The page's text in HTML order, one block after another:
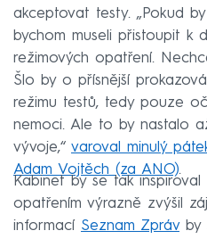
akceptovat testy. „Pokud
bychom museli přistoupit k
režimových opatření.
Šlo by o přísnější
režimu testů, tedy pouze
nemoci. Ale to by nastalo
vývoje,“ varoval minulý
Adam Vojtěch (za ANO).
Kabinet by se tak inspiroval
opatřením výrazně zvýšil
informací Seznam Zprávby